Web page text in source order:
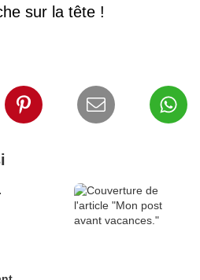
sur la tête !